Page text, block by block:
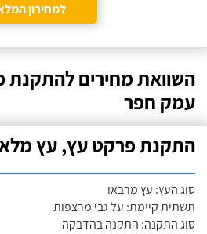
למחירון
השוואת מחירים להתקנת
עמק חפר
התקנת פרקט עץ, עץ מלא
סוג העץ: עץ מרבאו
תשתית קיימת: על גבי מרצפות
סוג התקנה: התקנה בהדבקה